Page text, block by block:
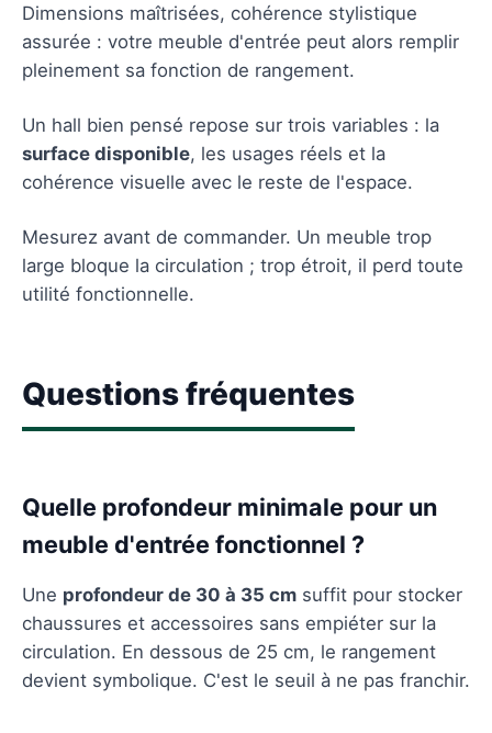
Dimensions maîtrisées, cohérence stylistique
assurée : votre meuble d'entrée peut alors remplir
pleinement sa fonction de rangement.
Un hall bien pensé repose sur trois variables : la
surface disponible, les usages réels et la
cohérence visuelle avec le reste de l'espace.
Mesurez avant de commander. Un meuble trop
large bloque la circulation ; trop étroit, il perd toute
utilité fonctionnelle.
Questions fréquentes
Quelle profondeur minimale pour un
meuble d'entrée fonctionnel ?
Une profondeur de 30 à 35 cm suffit pour stocker
chaussures et accessoires sans empiéter sur la
circulation. En dessous de 25 cm, le rangement
devient symbolique. C'est le seuil à ne pas franchir.